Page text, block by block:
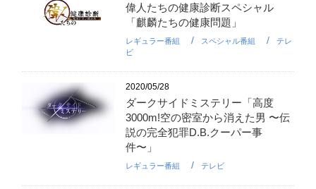
偉人たちの健康診断スペシャル
「麒麟たちの健康問題」
レギュラー番組 スペシャル番組
テレ
ビ
2020/05/28
ダークサイドミステリー「高度
3000m!空の密室から消えた男 〜伝
説の完全犯罪D.B.クーパー事
件〜」
レギュラー番組 テレビ